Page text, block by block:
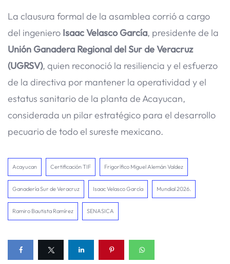
La clausura formal de la asamblea corrió a cargo
del ingeniero Isaac Velasco García, presidente de la
Unión Ganadera Regional del Sur de Veracruz
(UGRSV), quien reconoció la resiliencia y el esfuerzo
de la directiva por mantener la operatividad y el
estatus sanitario de la planta de Acayucan,
considerada un pilar estratégico para el desarrollo
pecuario de todo el sureste mexicano.
Acayucan Certificación TIF Frigorífico Miguel Alemán Valdez
Ganadería Sur de Veracruz Isaac Velasco García Mundial 2026.
Ramiro Bautista Ramírez SENASICA